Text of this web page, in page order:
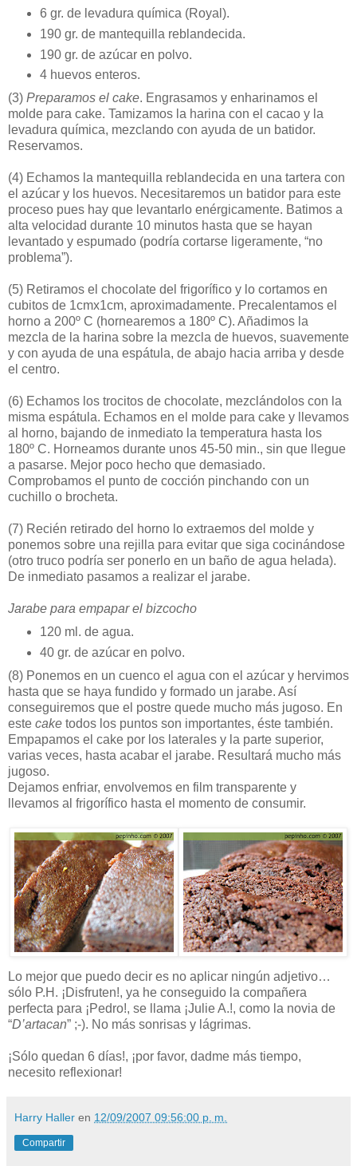
6 gr. de levadura química (Royal).
190 gr. de mantequilla reblandecida.
190 gr. de azúcar en polvo.
4 huevos enteros.
(3) Preparamos el cake. Engrasamos y enharinamos el
molde para cake. Tamizamos la harina con el cacao y la
levadura química, mezclando con ayuda de un batidor.
Reservamos.
(4) Echamos la mantequilla reblandecida en una tartera con
el azúcar y los huevos. Necesitaremos un batidor para este
proceso pues hay que levantarlo enérgicamente. Batimos a
alta velocidad durante 10 minutos hasta que se hayan
levantado y espumado (podría cortarse ligeramente, “no
problema”).
(5) Retiramos el chocolate del frigorífico y lo cortamos en
cubitos de 1cmx1cm, aproximadamente. Precalentamos el
horno a 200º C (hornearemos a 180º C). Añadimos la
mezcla de la harina sobre la mezcla de huevos, suavemente
y con ayuda de una espátula, de abajo hacia arriba y desde
el centro.
(6) Echamos los trocitos de chocolate, mezclándolos con la
misma espátula. Echamos en el molde para cake y llevamos
al horno, bajando de inmediato la temperatura hasta los
180º C. Horneamos durante unos 45-50 min., sin que llegue
a pasarse. Mejor poco hecho que demasiado.
Comprobamos el punto de cocción pinchando con un
cuchillo o brocheta.
(7) Recién retirado del horno lo extraemos del molde y
ponemos sobre una rejilla para evitar que siga cocinándose
(otro truco podría ser ponerlo en un baño de agua helada).
De inmediato pasamos a realizar el jarabe.
Jarabe para empapar el bizcocho
120 ml. de agua.
40 gr. de azúcar en polvo.
(8) Ponemos en un cuenco el agua con el azúcar y hervimos
hasta que se haya fundido y formado un jarabe. Así
conseguiremos que el postre quede mucho más jugoso. En
este cake todos los puntos son importantes, éste también.
Empapamos el cake por los laterales y la parte superior,
varias veces, hasta acabar el jarabe. Resultará mucho más
jugoso.
Dejamos enfriar, envolvemos en film transparente y
llevamos al frigorífico hasta el momento de consumir.
Lo mejor que puedo decir es no aplicar ningún adjetivo…
sólo P.H. ¡Disfruten!, ya he conseguido la compañera
perfecta para ¡Pedro!, se llama ¡Julie A.!, como la novia de
“D’artacan” ;-). No más sonrisas y lágrimas.
¡Sólo quedan 6 días!, ¡por favor, dadme más tiempo,
necesito reflexionar!
Harry Haller en 12/09/2007 09:56:00 p. m.
Compartir